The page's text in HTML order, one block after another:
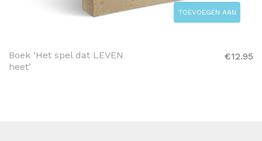
TOEVOEGEN AAN
Boek ‘Het spel dat LEVEN
heet’
€12.95